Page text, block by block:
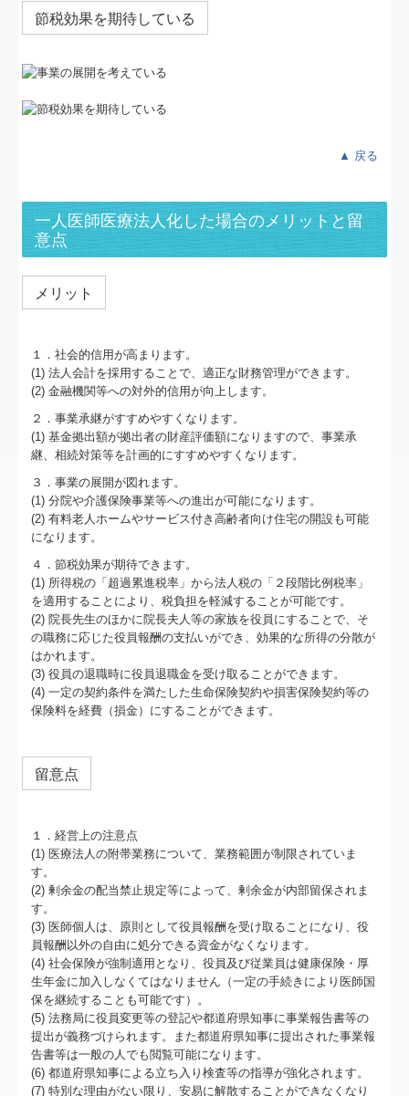
経営改善オンデマンド講座
医療経営【新規開業ガイド】
お客様紹介
節税効果を期待している
▲ 戻る
一人医師医療法人化した場合のメリットと留
意点
メリット
１．社会的信用が高まります。
(1) 法人会計を採用することで、適正な財務管理ができます。
(2) 金融機関等への対外的信用が向上します。
２．事業承継がすすめやすくなります。
(1) 基金拠出額が拠出者の財産評価額になりますので、事業承
継、相続対策等を計画的にすすめやすくなります。
３．事業の展開が図れます。
(1) 分院や介護保険事業等への進出が可能になります。
(2) 有料老人ホームやサービス付き高齢者向け住宅の開設も可能
になります。
４．節税効果が期待できます。
(1) 所得税の「超過累進税率」から法人税の「２段階比例税率」
を適用することにより、税負担を軽減することが可能です。
(2) 院長先生のほかに院長夫人等の家族を役員にすることで、そ
の職務に応じた役員報酬の支払いができ、効果的な所得の分散が
はかれます。
(3) 役員の退職時に役員退職金を受け取ることができます。
(4) 一定の契約条件を満たした生命保険契約や損害保険契約等の
保険料を経費（損金）にすることができます。
留意点
１．経営上の注意点
(1) 医療法人の附帯業務について、業務範囲が制限されていま
す。
(2) 剰余金の配当禁止規定等によって、剰余金が内部留保されま
す。
(3) 医師個人は、原則として役員報酬を受け取ることになり、役
員報酬以外の自由に処分できる資金がなくなります。
(4) 社会保険が強制適用となり、役員及び従業員は健康保険・厚
生年金に加入しなくてはなりません（一定の手続きにより医師国
保を継続することも可能です）。
(5) 法務局に役員変更等の登記や都道府県知事に事業報告書等の
提出が義務づけられます。また都道府県知事に提出された事業報
告書等は一般の人でも閲覧可能になります。
(6) 都道府県知事による立ち入り検査等の指導が強化されます。
(7) 特別な理由がない限り、安易に解散することができなくなり